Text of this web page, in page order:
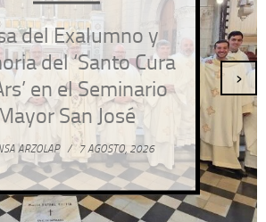
del Exalumno y
del ‘Santo Cura
en el Seminario
San José
ARZOLAP / 7 AGOSTO, 2026
›